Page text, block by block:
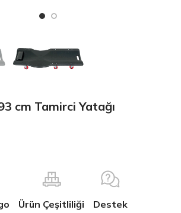
cm Tamirci Yatağı
Ürün Çeşitliliği Destek